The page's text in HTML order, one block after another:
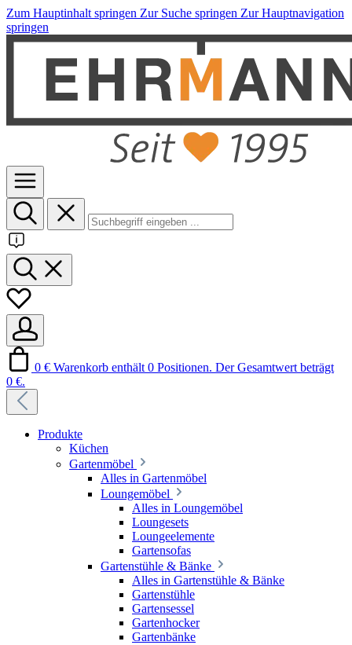
Zum Hauptinhalt springen Zur Suche springen Zur Hauptnavigation
springen
0 € Warenkorb enthält 0 Positionen. Der Gesamtwert beträgt
0 €.
Produkte
Küchen
Gartenmöbel
Alles in Gartenmöbel
Loungemöbel
Alles in Loungemöbel
Loungesets
Loungeelemente
Gartensofas
Gartenstühle & Bänke
Alles in Gartenstühle & Bänke
Gartenstühle
Gartensessel
Gartenhocker
Gartenbänke